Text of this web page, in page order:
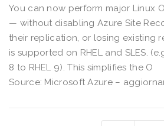
You can now perform major Linux
— without disabling Azure Site
their replication, or losing existing
is supported on RHEL and SLES.
8 to RHEL 9). This simplifies the O
Source: Microsoft Azure –